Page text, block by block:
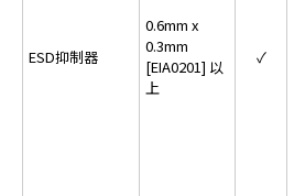
ESD抑制器
0.6mm x
0.3mm
[EIA0201] 以
上
✓